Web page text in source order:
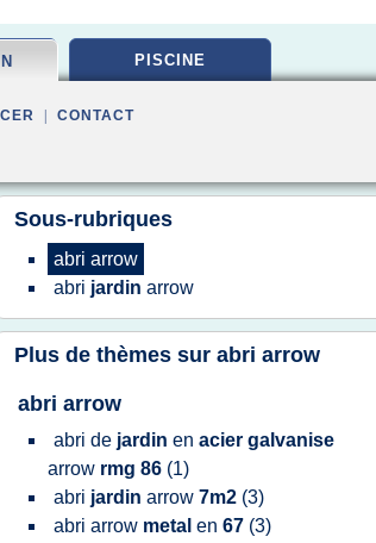
PISCINE
CONTACT
Sous-rubriques
abri arrow
abri jardin arrow
Plus de thèmes sur abri arrow
abri arrow
abri de jardin en acier galvanise
arrow rmg 86 (1)
abri jardin arrow 7m2 (3)
abri arrow metal en 67 (3)